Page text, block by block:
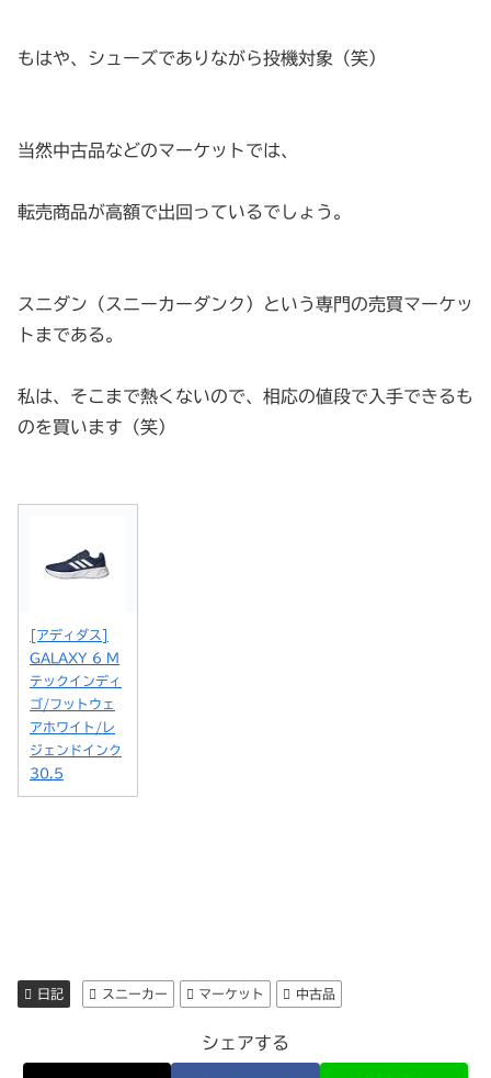
もはや、シューズでありながら投機対象（笑）
当然中古品などのマーケットでは、
転売商品が高額で出回っているでしょう。
スニダン（スニーカーダンク）という専門の売買マーケッ
トまである。
私は、そこまで熱くないので、相応の値段で入手できるも
のを買います（笑）
[アディダス]
GALAXY 6 M
テックインディ
ゴ/フットウェ
アホワイト/レ
ジェンドインク
30.5
日記 スニーカー マーケット 中古品
シェアする